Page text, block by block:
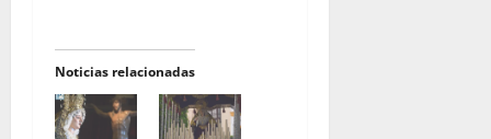
Noticias relacionadas